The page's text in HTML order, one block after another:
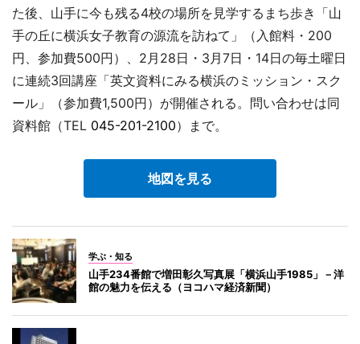
た後、山手に今も残る4校の場所を見学するまち歩き「山
手の丘に横浜女子教育の源流を訪ねて」（入館料・200
円、参加費500円）、2月28日・3月7日・14日の毎土曜日
に連続3回講座「英文資料にみる横浜のミッション・スク
ール」（参加費1,500円）が開催される。問い合わせは同
資料館（TEL 045-201-2100）まで。
地図を見る
学ぶ・知る
山手234番館で増田彰久写真展「横浜山手1985」－洋
館の魅力を伝える（ヨコハマ経済新聞）